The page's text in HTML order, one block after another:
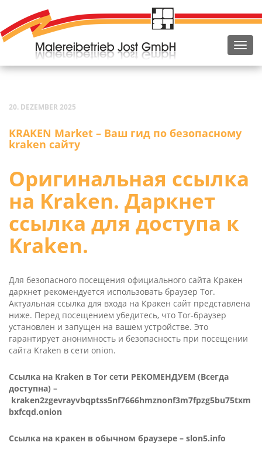
20. DEZEMBER 2025
KRAKEN Mar­ket – Ваш гид по безопасному
kra­ken сайту
Оригинальная ссылка
на Kra­ken. Даркнет
ссылка для доступа к
Kraken.
Для безопасного посещения официального сайта Кракен
даркнет рекомендуется использовать браузер Tor.
Актуальная ссылка для входа на Кракен сайт представлена
ниже. Перед посещением убедитесь, что Tor-браузер
установлен и запущен на вашем устройстве. Это
гарантирует анонимность и безопасность при посещении
сайта Kra­ken в сети onion.
Ссылка на Kra­ken в Tor сети РЕКОМЕНДУЕМ (Всегда
доступна) –
kraken2zgevrayvbqptss5nf7666hmznonf3m7fpzg5bu75txm
bxfcqd.onion
Ссылка на кракен в обычном браузере – slon5.info